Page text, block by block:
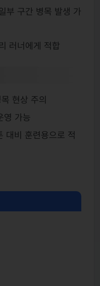
부 구간 병목 발생 가
러너에게 적합
현상 주의
영 가능
대비 훈련용으로 적